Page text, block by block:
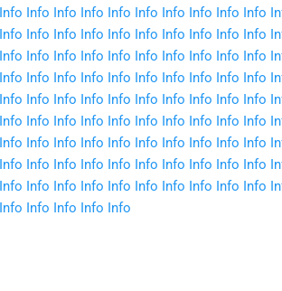
Info Info Info Info Info Info Info Info Info Info
Info Info Info Info Info Info Info Info Info Info
Info Info Info Info Info Info Info Info Info Info
Info Info Info Info Info Info Info Info Info Info
Info Info Info Info Info Info Info Info Info Info
Info Info Info Info Info Info Info Info Info Info
Info Info Info Info Info Info Info Info Info Info
Info Info Info Info Info Info Info Info Info Info
Info Info Info Info Info Info Info Info Info Info
Info Info Info Info Info